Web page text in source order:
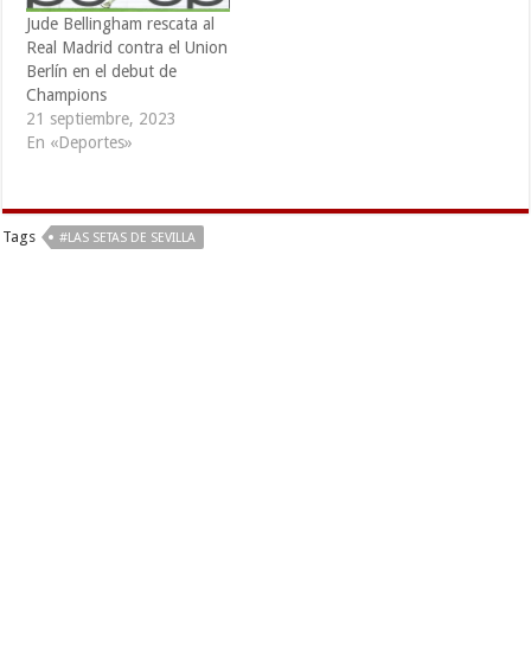
Jude Bellingham rescata al
Real Madrid contra el Union
Berlín en el debut de
Champions
21 septiembre, 2023
En «Deportes»
Tags #LAS SETAS DE SEVILLA